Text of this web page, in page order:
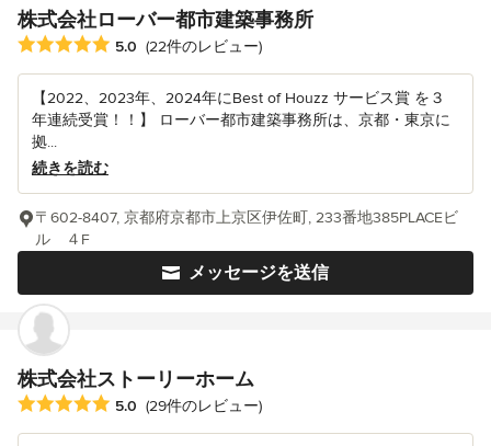
株式会社ローバー都市建築事務所
平均評価：5つ星中 星5
5.0 (22件のレビュー)
【2022、2023年、2024年にBest of Houzz サービス賞 を３
年連続受賞！！】 ローバー都市建築事務所は、京都・東京に
拠...
続きを読む
メッセージを送信
〒602-8407, 京都府京都市上京区伊佐町, 233番地385PLACEビ
ル ４F
株式会社ストーリーホーム
平均評価：5つ星中 星5
5.0 (29件のレビュー)